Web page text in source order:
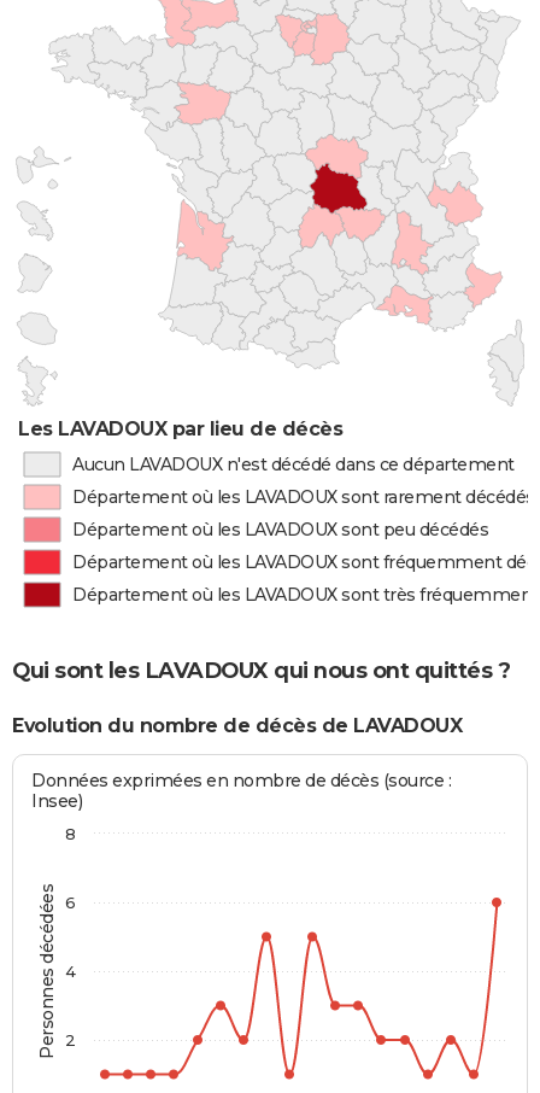
Les LAVADOUX par lieu de décès
Aucun LAVADOUX n'est décédé dans ce département
Département où les LAVADOUX sont rarement décédés
Département où les LAVADOUX sont peu décédés
Département où les LAVADOUX sont fréquemment
Département où les LAVADOUX sont très
Qui sont les LAVADOUX qui nous ont quittés ?
Evolution du nombre de décès de LAVADOUX
Personnes décédées
Données exprimées en nombre de décès (source :
Insee)
2
4
6
8